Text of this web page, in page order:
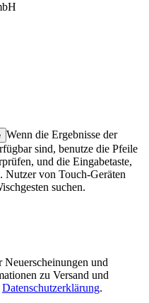
Wenn die Ergebnisse der
sind, benutze die Pfeile
und die Eingabetaste,
Nutzer von Touch-Geräten
suchen.
und
zu Versand und
Datenschutzerklärung.